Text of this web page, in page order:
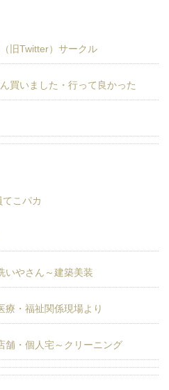
旧Twitter）サークル
買いました・行って良かった
こパカ
やさん～建築美装
・福祉関係現場より
・個人宅～クリーニング